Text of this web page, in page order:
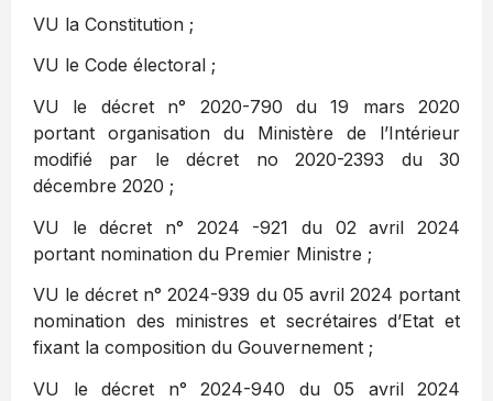
VU la Constitution ;
VU le Code électoral ;
VU le décret n° 2020-790 du 19 mars 2020
portant organisation du Ministère de l’Intérieur
modifié par le décret no 2020-2393 du 30
décembre 2020 ;
VU le décret n° 2024 -921 du 02 avril 2024
portant nomination du Premier Ministre ;
VU le décret n° 2024-939 du 05 avril 2024 portant
nomination des ministres et secrétaires d’Etat et
fixant la composition du Gouvernement ;
VU le décret n° 2024-940 du 05 avril 2024